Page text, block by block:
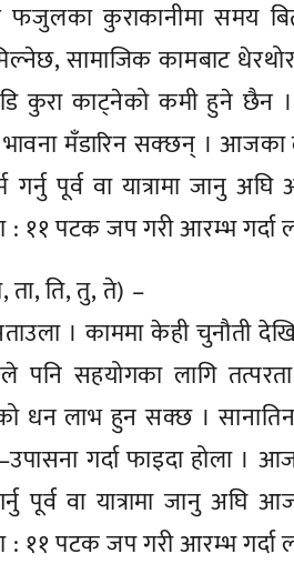
कुराकानीमा समय
सामाजिक कामबाट
कुरा काट्नेको कमी हुने छैन ।
मँडारिन सक्छन् । आजका
पूर्व वा यात्रामा जानु अघि
११ पटक जप गरी आरम्भ गर्दा
ता, ति, तु, ते) –
। काममा केही चुनौती
पनि सहयोगका लागि
धन लाभ हुन सक्छ ।
गर्दा फाइदा होला ।
वा यात्रामा जानु अघि
११ पटक जप गरी आरम्भ गर्दा